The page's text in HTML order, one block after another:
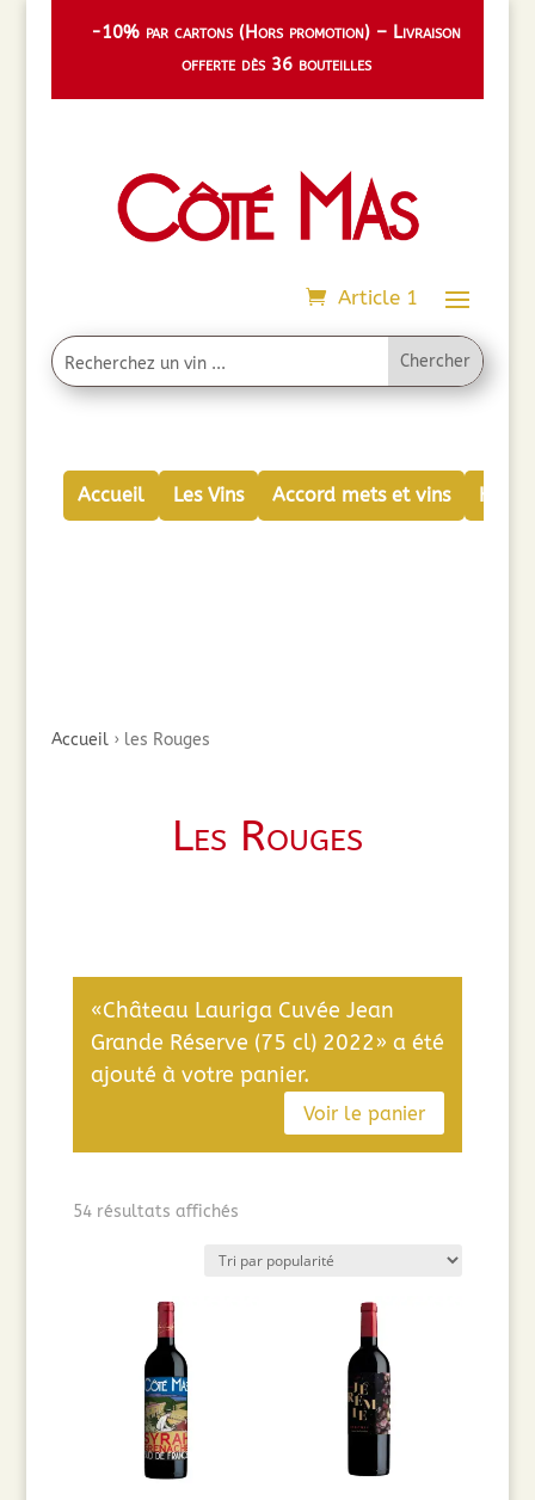
-10% par cartons (Hors promotion) – Livraison
offerte dès 36 bouteilles
Article 1
Accueil Les Vins Accord mets et vins
Accueil› les Rouges
Les Rouges
«Château Lauriga Cuvée Jean
Grande Réserve (75 cl) 2022» a été
ajouté à votre panier.
Voir le panier
54 résultats affichésTrié
popularité